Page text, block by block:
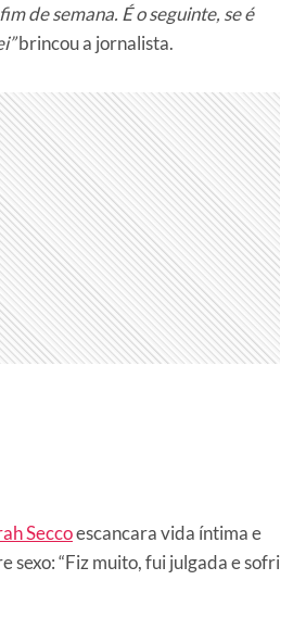
de semana. É o seguinte, se é
brincou a jornalista.
Seccoescancara vida íntima e
sexo: “Fiz muito, fui julgada e sofri